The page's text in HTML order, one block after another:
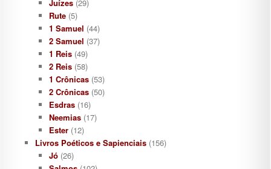
Juízes(29)
Rute(5)
1 Samuel (44)
2 Samuel (37)
1 Reis(49)
2 Reis(58)
1 Crônicas(53)
2 Crônicas(50)
Esdras(16)
Neemias(17)
Ester(12)
Livros Poéticos e Sapienciais (156)
Jó(26)